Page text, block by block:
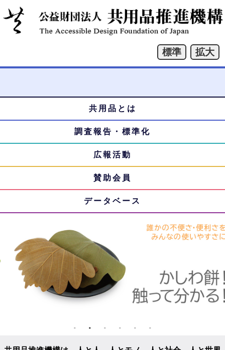
ャ
メ
ニ
ュ
ー
共用品とは
調査報告・標準化
広報活動
賛助会員
データベース